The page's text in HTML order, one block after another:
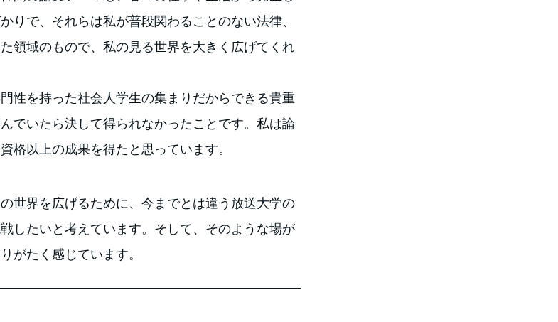
りで、それらは私が普段関わることのない法律、
領域のもので、私の見る世界を大きく広げてくれ
性を持った社会人学生の集まりだからできる貴重
でいたら決して得られなかったことです。私は論
格以上の成果を得たと思っています。
世界を広げるために、今までとは違う放送大学の
したいと考えています。そして、そのような場が
がたく感じています。